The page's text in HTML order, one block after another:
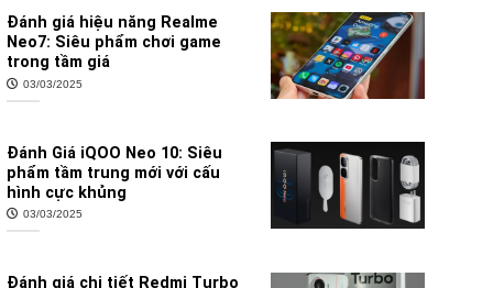
Đánh giá hiệu năng Realme
Neo7: Siêu phẩm chơi game
trong tầm giá
03/03/2025
Đánh Giá iQOO Neo 10: Siêu
phẩm tầm trung mới với cấu
hình cực khủng
03/03/2025
Đánh giá chi tiết Redmi Turbo